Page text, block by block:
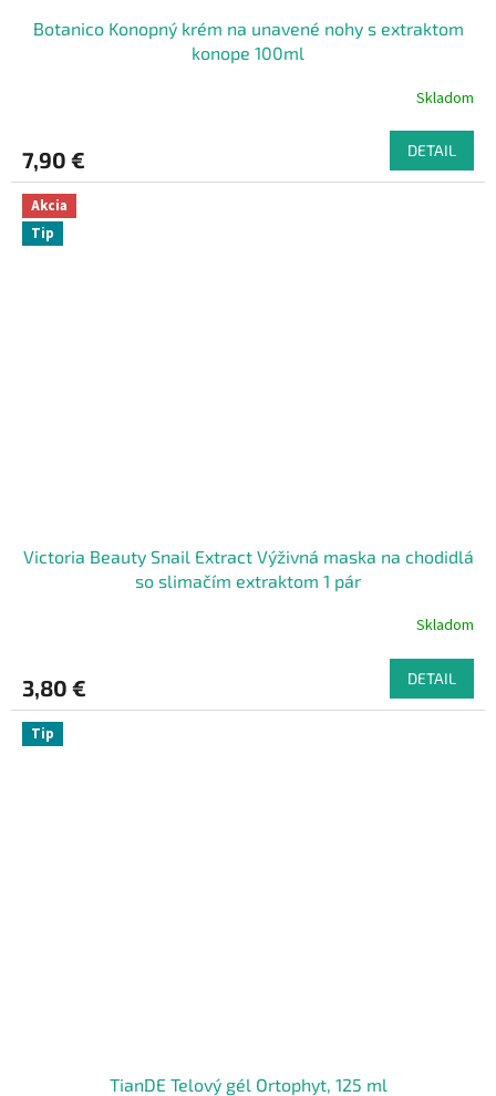
Botanico Konopný krém na unavené nohy s extraktom
konope 100ml
Skladom
7,90 € DETAIL
Akcia
Tip
Victoria Beauty Snail Extract Výživná maska na chodidlá
so slimačím extraktom 1 pár
Skladom
3,80 € DETAIL
Tip
TianDE Telový gél Ortophyt, 125 ml